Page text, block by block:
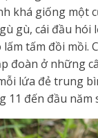
khá giống một
gù, cái đầu hói
lấm tấm đồi mồi.
đoàn ở những
lứa đẻ trung
11 đến đầu năm